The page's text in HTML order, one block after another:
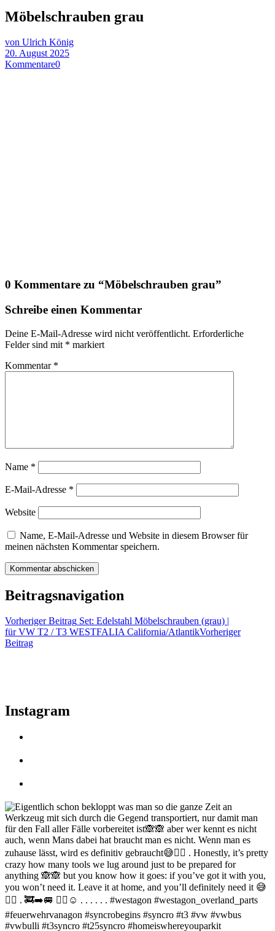
Möbelschrauben grau
von Ulrich König
20. August 2025
Kommentare0
0 Kommentare zu “Möbelschrauben grau”
Schreibe einen Kommentar
Deine E-Mail-Adresse wird nicht veröffentlicht. Erforderliche
Felder sind mit * markiert
Kommentar *
Name *
E-Mail-Adresse *
Website
Name, E-Mail-Adresse und Website in diesem Browser für
meinen nächsten Kommentar speichern.
Beitragsnavigation
Vorheriger Beitrag Set: Edelstahl Möbelschrauben (grau) |
für VW T2 / T3 WESTFALIA California/AtlantikVorheriger
Beitrag
Instagram